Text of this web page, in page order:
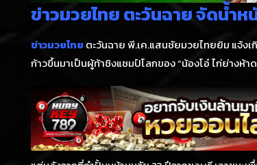
ข่าวมวยไทย ตะวันฉาย จัดน้ำห
ข่าวมวยไทย ตะวันฉาย พี.เค.แสนชัยมวยไทยยิม แจ้ง
ก้าวขึ้นมาเป็นผู้ท้าชิงแชมป์โลกของ “น้องโอ๋ ไก่ย่างห้าด